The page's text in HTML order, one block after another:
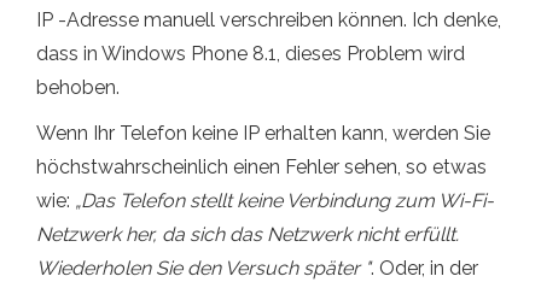
IP -Adresse manuell verschreiben können. Ich denke,
dass in Windows Phone 8.1, dieses Problem wird
behoben.
Wenn Ihr Telefon keine IP erhalten kann, werden Sie
höchstwahrscheinlich einen Fehler sehen, so etwas
wie: „Das Telefon stellt keine Verbindung zum Wi-Fi-
Netzwerk her, da sich das Netzwerk nicht erfüllt.
Wiederholen Sie den Versuch später ". Oder, in der